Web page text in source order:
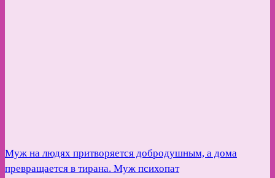
Муж на людях притворяется добродушным, а дома
превращается в тирана. Муж психопат